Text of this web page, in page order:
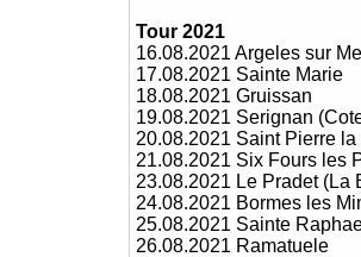
Tour 2021
16.08.2021 Argeles sur
17.08.2021 Sainte Marie
18.08.2021 Gruissan
19.08.2021 Serignan
20.08.2021 Saint Pierre
21.08.2021 Six Fours les
23.08.2021 Le Pradet (La
24.08.2021 Bormes les
25.08.2021 Sainte
26.08.2021 Ramatuele